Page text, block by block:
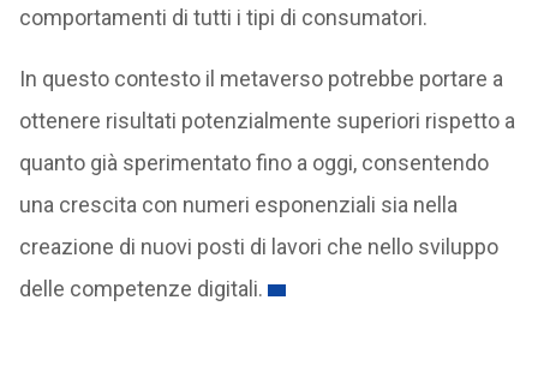
comportamenti di tutti i tipi di consumatori.
In questo contesto il metaverso potrebbe portare a
ottenere risultati potenzialmente superiori rispetto a
quanto già sperimentato fino a oggi, consentendo
una crescita con numeri esponenziali sia nella
creazione di nuovi posti di lavori che nello sviluppo
delle competenze digitali.